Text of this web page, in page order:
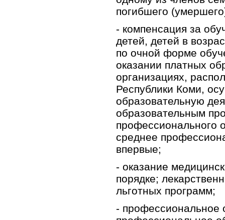
погибшего
- компенсация за
детей, детей в
по очной форме
оказании платных
организациях,
Республики Коми,
образовательную
образовательным
профессионального
среднее
впервые;
- оказание
порядке;
льготных программ;
- профессиональное